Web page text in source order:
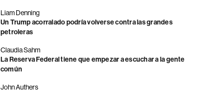
Liam Denning
Un Trump acorralado podría volverse contra las grandes
petroleras
Claudia Sahm
La Reserva Federal tiene que empezar a escuchar a la gente
común
John Authers